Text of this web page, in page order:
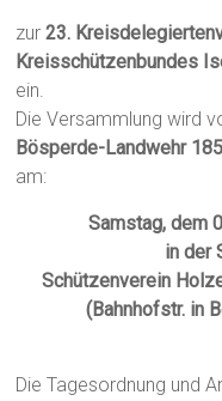
zur23.
Kreisschützenbundes
ein.
Die Versammlung wird
Bösperde-Landwehr
am:
Samstag, dem
in der
Schützenverein
(Bahnhofstr. in
Die Tagesordnung und